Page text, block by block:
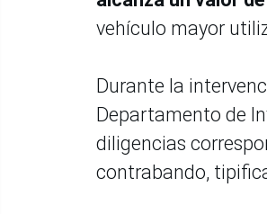
vehículo mayor
Durante la
Departamento de
diligencias
contrabando,